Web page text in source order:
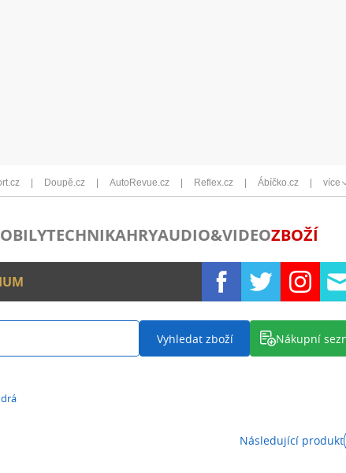
Doupě.cz AutoRevue.cz Reflex.cz Ábíčko.cz více
TECHNIKAHRYAUDIO&VIDEOZBOŽÍ
Vyhledat zboží Nákupní
Následující produkt